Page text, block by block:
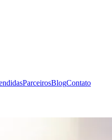
ParceirosBlogContato